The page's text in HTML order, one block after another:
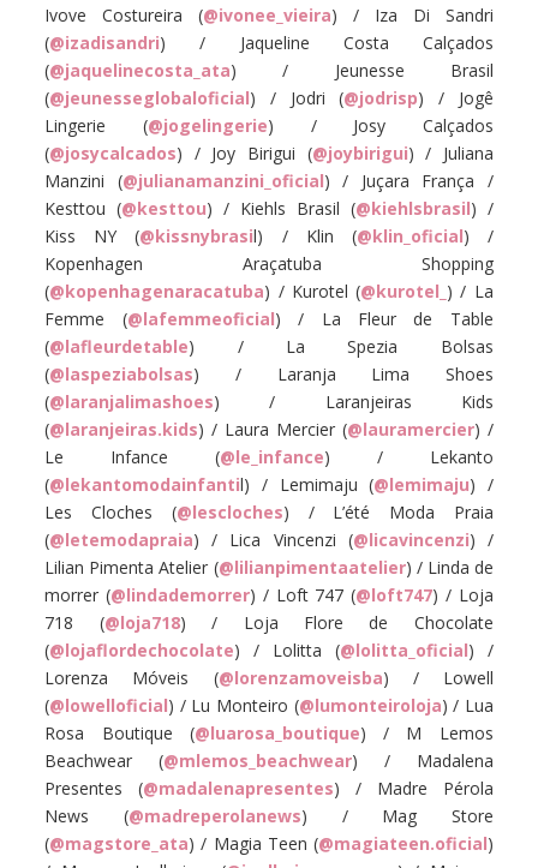
Ivove Costureira (@ivonee_vieira) / Iza Di Sandri
(@izadisandri) / Jaqueline Costa Calçados
(@jaquelinecosta_ata) / Jeunesse Brasil
(@jeunesseglobaloficial) / Jodri (@jodrisp) / Jogê
Lingerie (@jogelingerie) / Josy Calçados
(@josycalcados) / Joy Birigui (@joybirigui) / Juliana
Manzini (@julianamanzini_oficial) / Juçara França /
Kesttou (@kesttou) / Kiehls Brasil (@kiehlsbrasil) /
Kiss NY (@kissnybrasil) / Klin (@klin_oficial) /
Kopenhagen Araçatuba Shopping
(@kopenhagenaracatuba) / Kurotel (@kurotel_ ) / La
Femme (@lafemmeoficial) / La Fleur de Table
(@lafleurdetable) / La Spezia Bolsas
(@laspeziabolsas) / Laranja Lima Shoes
(@laranjalimashoes) / Laranjeiras Kids
(@laranjeiras.kids) / Laura Mercier (@lauramercier) /
Le Infance (@le_infance) / Lekanto
(@lekantomodainfantil) / Lemimaju (@lemimaju) /
Les Cloches (@lescloches) / L’été Moda Praia
(@letemodapraia) / Lica Vincenzi (@licavincenzi) /
Lilian Pimenta Atelier (@lilianpimentaatelier) / Linda de
morrer (@lindademorrer) / Loft 747 (@loft747) / Loja
718 (@loja718) / Loja Flore de Chocolate
(@lojaflordechocolate) / Lolitta (@lolitta_oficial) /
Lorenza Móveis (@lorenzamoveisba) / Lowell
(@lowelloficial) / Lu Monteiro (@lumonteiroloja) / Lua
Rosa Boutique (@luarosa_boutique) / M Lemos
Beachwear (@mlemos_beachwear) / Madalena
Presentes (@madalenapresentes) / Madre Pérola
News (@madreperolanews) / Mag Store
(@magstore_ata) / Magia Teen (@magiateen.oficial)